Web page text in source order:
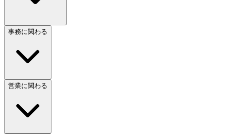
事務に関わる
営業に関わる